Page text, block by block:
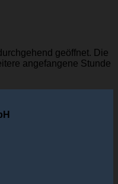
geöffnet. Die
angefangene Stunde